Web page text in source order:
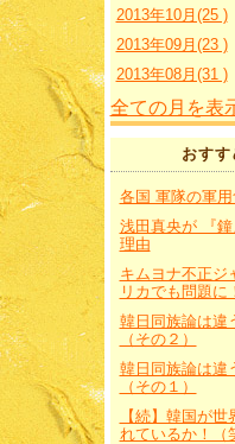
2013年10月(25 )
2013年09月(23 )
2013年08月(31 )
全ての月を表
おすす
各国 軍隊の軍用
浅田真央が 『
理由
キムヨナ不正ジ
リカでも問題に
韓日同族論は違
（その２）
韓日同族論は違
（その１）
【続】韓国が
れているか！（